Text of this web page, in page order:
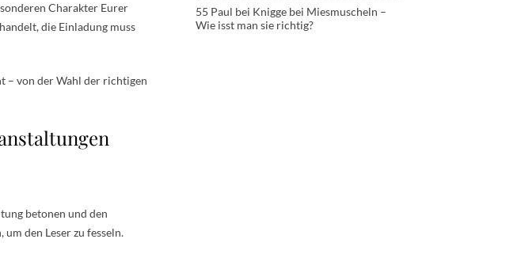
Charakter Eurer
die Einladung muss
– von der Wahl der richtigen
betonen und den
den Leser zu fesseln.
55 Paul bei Knigge bei Miesmuscheln –
Wie isst man sie richtig?